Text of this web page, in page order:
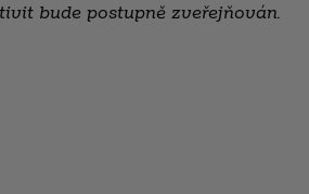
bude postupně zveřejňován.